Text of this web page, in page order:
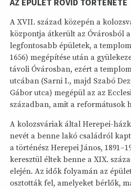
AZ ÉPÜLET RÖVID TÖRTÉNETE
A XVII. század közepén a
központja átkerült az Óvárosból
legfontosabb épületek, a templom
1656) megépítése után a
távoli Óvárosban, ezért a
utcában (Sarni I., majd Szabó
Gábor utca) megépül az az
században, amit a reformátusok
A kolozsváriak által Herepei-
nevét a benne lakó családról
a történész Herepei János,
keresztül éltek benne a XIX.
elején. Az idők folyamán az
osztották fel, amelyeket bérlők,